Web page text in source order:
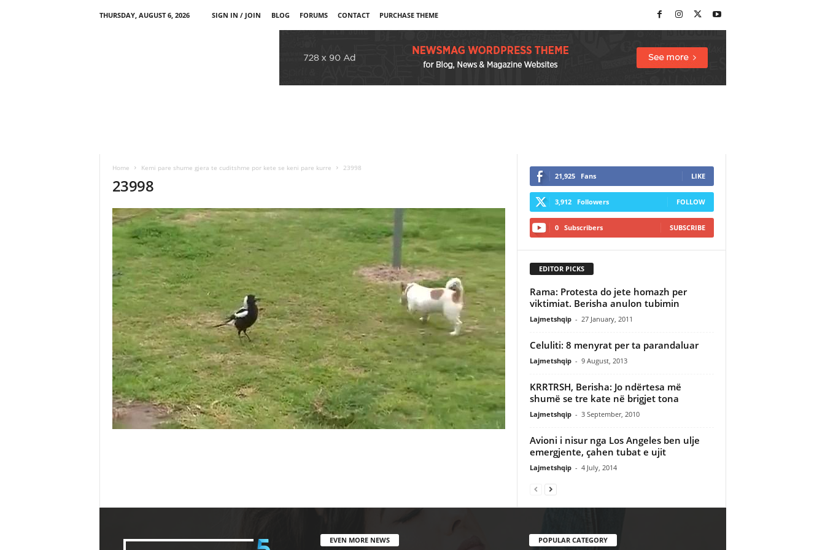
THURSDAY, AUGUST 6, 2026 SIGN IN / JOIN BLOG FORUMS CONTACT PURCHASE THEME
Home Kemi pare shume gjera te cuditshme por kete se keni pare kurre 23998
23998 21,925 Fans LIKE
3,912 Followers FOLLOW
0 Subscribers SUBSCRIBE
EDITOR PICKS
Rama: Protesta do jete homazh per
viktimiat. Berisha anulon tubimin
Lajmetshqip - 27 January, 2011
Celuliti: 8 menyrat per ta parandaluar
Lajmetshqip - 9 August, 2013
KRRTRSH, Berisha: Jo ndërtesa më
shumë se tre kate në brigjet tona
Lajmetshqip - 3 September, 2010
Avioni i nisur nga Los Angeles ben ulje
emergjente, çahen tubat e ujit
Lajmetshqip - 4 July, 2014
EVEN MORE NEWS POPULAR CATEGORY